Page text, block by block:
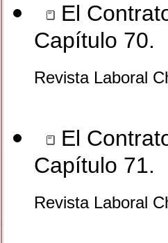
El
Capítulo 70.
Revista Laboral
El
Capítulo 71.
Revista Laboral